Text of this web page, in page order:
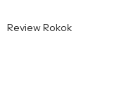
Review Rokok